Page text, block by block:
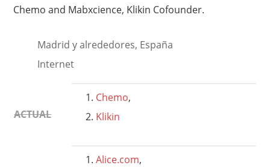
Chemo and Mabxcience, Klikin Cofounder.
Madrid y alrededores, España
Internet
ACTUAL
Chemo,
Klikin
Alice.com,